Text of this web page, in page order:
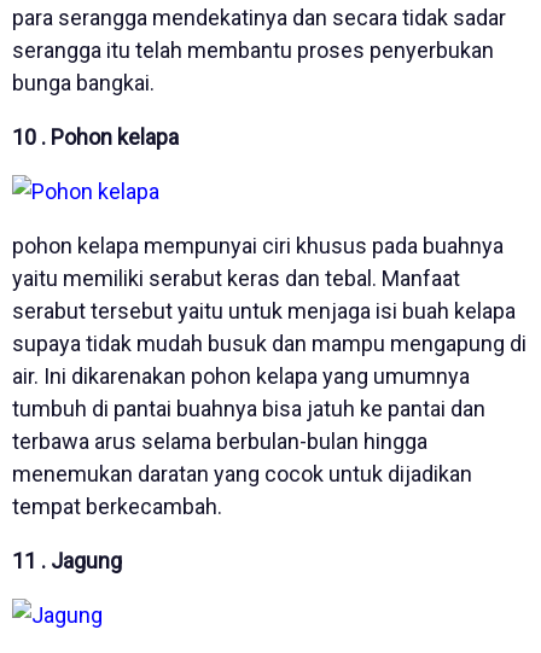
para serangga mendekatinya dan secara tidak sadar
serangga itu telah membantu proses penyerbukan
bunga bangkai.
10 . Pohon kelapa
pohon kelapa mempunyai ciri khusus pada buahnya
yaitu memiliki serabut keras dan tebal. Manfaat
serabut tersebut yaitu untuk menjaga isi buah kelapa
supaya tidak mudah busuk dan mampu mengapung di
air. Ini dikarenakan pohon kelapa yang umumnya
tumbuh di pantai buahnya bisa jatuh ke pantai dan
terbawa arus selama berbulan-bulan hingga
menemukan daratan yang cocok untuk dijadikan
tempat berkecambah.
11 . Jagung